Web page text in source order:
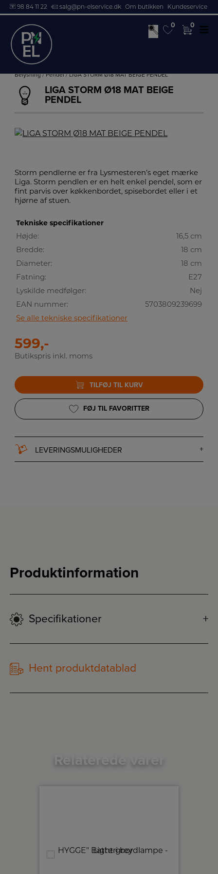
til
indholdet
98 84 11 22 salg@pn-elservice.dk Om butikken Kundeservice
0
0 0
0
Belysning/Pendel/ LIGA STORM Ø18 MAT BEIGE PENDEL
LIGA STORM Ø18 MAT BEIGE
PENDEL
Storm pendlerne er fra Lysmesteren’s eget mærke
Liga. Storm pendlen er en helt enkel pendel, som er
fint parvis over køkkenbordet, spisebordet eller i et
hjørne af stuen.
Tekniske specifikationer
Højde:
16,5 cm
Bredde:
18 cm
Diameter:
18 cm
Fatning:
E27
Lyskilde medfølger:
Nej
EAN nummer:
5703809239699
Se alle tekniske specifikationer
599,-
Butikspris inkl. moms
TILFØJ TIL KURV
FØJ TIL FAVORITTER
LEVERINGSMULIGHEDER
Produktinformation
Specifikationer
Hent produktdatablad
Relaterede varer